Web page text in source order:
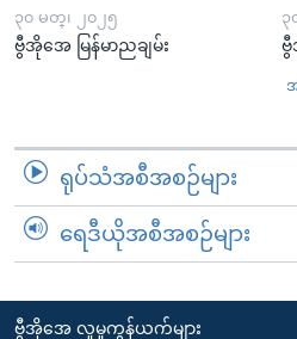
၃၀ မတ္၊ ၂၀၂၅
ဗွီအိုအေ မြန်မာညချမ်း
၃
ဗွီ
ရုပ်သံအစီအစဉ်များ
ရေဒီယိုအစီအစဉ်များ
ဗွီအိုအေ လူမှုကွန်ယက်များ